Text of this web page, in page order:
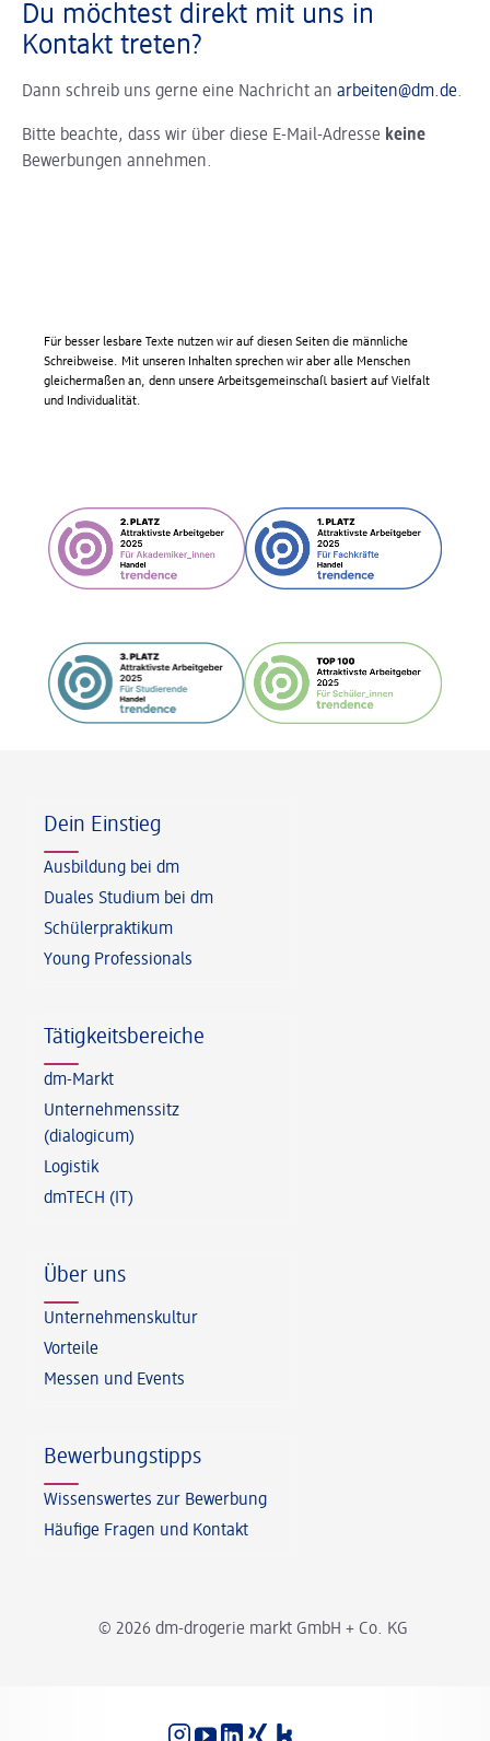
Du möchtest direkt mit uns in
Kontakt treten?
Dann schreib uns gerne eine Nachricht an arbeiten@dm.de.
Bitte beachte, dass wir über diese E-Mail-Adresse keine
Bewerbungen annehmen.
Für besser lesbare Texte nutzen wir auf diesen Seiten die männliche
Schreibweise. Mit unseren Inhalten sprechen wir aber alle Menschen
gleichermaßen an, denn unsere Arbeitsgemeinschaft basiert auf Vielfalt
und Individualität.
© 2026 dm-drogerie markt GmbH + Co. KG
Dein Einstieg
Ausbildung bei dm
Duales Studium bei dm
Schülerpraktikum
Young Professionals
Tätigkeitsbereiche
dm-Markt
Unternehmenssitz
(dialogicum)
Logistik
dmTECH (IT)
Über uns
Unternehmenskultur
Vorteile
Messen und Events
Bewerbungstipps
Wissenswertes zur Bewerbung
Häufige Fragen und Kontakt